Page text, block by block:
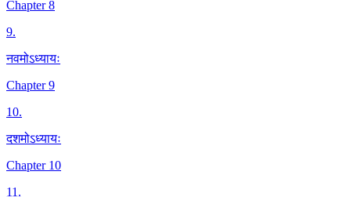
Chapter 8
9.
नवमोऽध्यायः
Chapter 9
10.
दशमोऽध्यायः
Chapter 10
11.